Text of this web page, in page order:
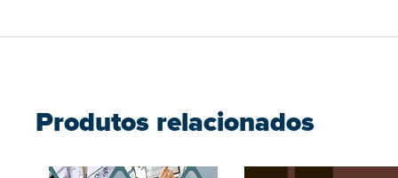
Produtos relacionados